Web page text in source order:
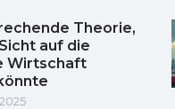
Theorie,
auf die
Wirtschaft